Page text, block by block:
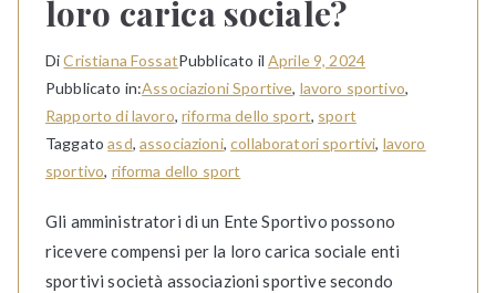
loro carica sociale?
DiCristiana FossatPubblicato il Aprile 9, 2024
Pubblicato in:Associazioni Sportive, lavoro sportivo,
Rapporto di lavoro,riforma dello sport, sport
Taggatoasd, associazioni,collaboratori sportivi, lavoro
sportivo, riforma dello sport
Gli amministratori di un Ente Sportivo possono
ricevere compensi per la loro carica sociale enti
sportivi società associazioni sportive secondo